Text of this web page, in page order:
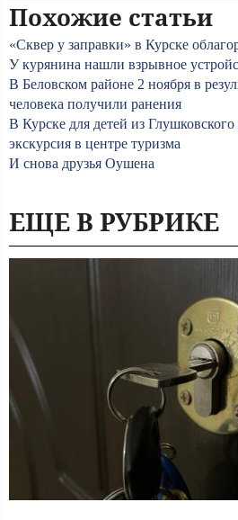
Похожие статьи
«Сквер у заправки» в Курске
У курянина нашли взрывное
В Беловском районе 2 ноября в
человека получили ранения
В Курске для детей из
экскурсия в центре туризма
И снова друзья Оушена
ЕЩЕ В РУБРИКЕ